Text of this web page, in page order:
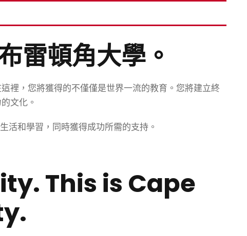
雷頓角大學。
裡，您將獲得的不僅僅是世界一流的教育。您將建立終
文化。
活和學習，同時獲得成功所需的支持。
This is Cape